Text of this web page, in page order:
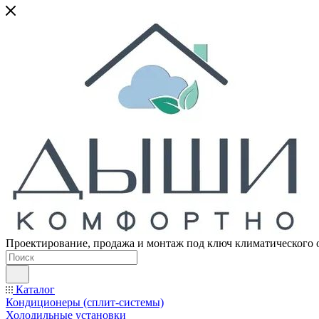
Проектирование, продажа и монтаж под ключ климатического
Каталог
Кондиционеры (сплит-системы)
Холодильные установки